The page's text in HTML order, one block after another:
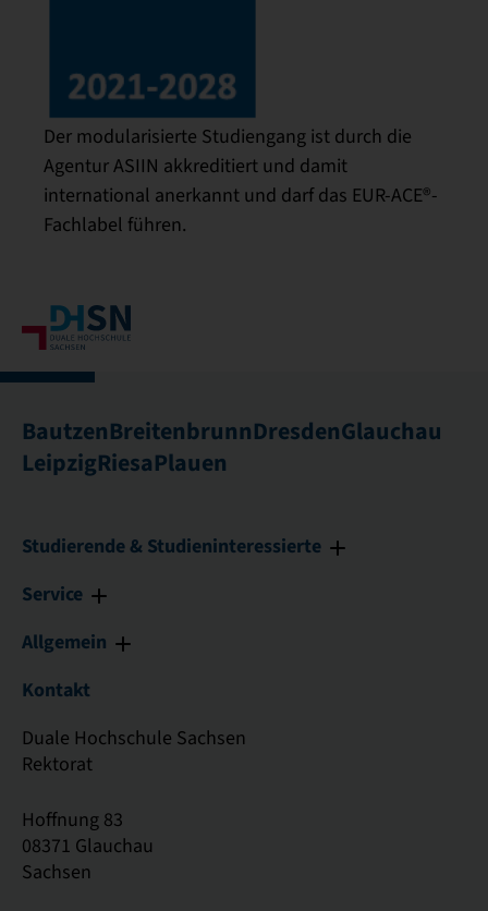
Der modularisierte Studiengang ist durch die
Agentur ASIIN akkreditiert und damit
international anerkannt und darf das EUR-ACE®-
Fachlabel führen.
BautzenBreitenbrunnDresdenGlauchau
LeipzigRiesaPlauen
Studierende & Studieninteressierte
Service
Allgemein
Kontakt
Duale Hochschule Sachsen
Rektorat
Hoffnung 83
08371 Glauchau
Sachsen